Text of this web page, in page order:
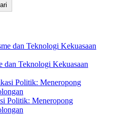
Teknologi Kekuasaan
Politik: Meneropong